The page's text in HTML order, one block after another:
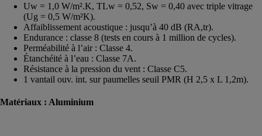
Uw = 1,0 W/m².K, TLw = 0,52, Sw = 0,40 avec triple vitrage
(Ug = 0,5 W/m²K).
Affaiblissement acoustique : jusqu’à 40 dB (RA,tr).
Endurance : classe 8 (tests en cours à 1 million de cycles).
Perméabilité à l’air : Classe 4.
Étanchéité à l’eau : Classe 7A.
Résistance à la pression du vent : Classe C5.
1 vantail ouv. int. sur paumelles seuil PMR (H 2,5 x L 1,2m).
Matériaux : Aluminium